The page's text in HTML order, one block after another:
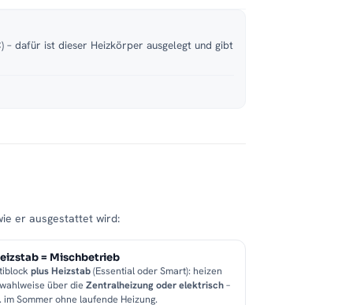
dafür ist dieser Heizkörper ausgelegt und gibt
er ausgestattet wird:
= Mischbetrieb
plus Heizstab(Essential oder Smart): heizen
über die Zentralheizung oder elektrisch–
im Sommer ohne laufende Heizung.